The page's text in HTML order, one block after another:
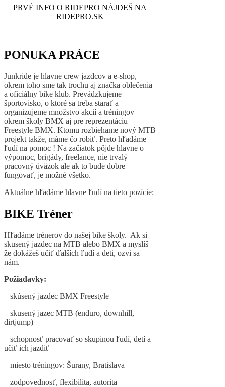
PRVÉ INFO O RIDEPRO NÁJDEŠ NA
RIDEPRO.SK
PONUKA PRÁCE
Junkride je hlavne crew jazdcov a e-shop,
okrem toho sme tak trochu aj značka oblečenia
a oficiálny bike klub. Prevádzkujeme
športovisko, o ktoré sa treba starať a
organizujeme množstvo akcií a tréningov
okrem školy BMX aj pre reprezentáciu
Freestyle BMX. Ktomu rozbiehame nový MTB
projekt takže, máme čo robiť. Preto hľadáme
ľudí na pomoc ! Na začiatok pôjde hlavne o
výpomoc, brigády, freelance, nie trvalý
pracovný úväzok ale ak to bude dobre
fungovať, je možné všetko.
Aktuálne hľadáme hlavne ľudí na tieto pozície:
BIKE Tréner
Hľadáme trénerov do našej bike školy. Ak si
skusený jazdec na MTB alebo BMX a myslíš
že dokážeš učiť ďalších ľudí a deti, ozvi sa
nám.
Požiadavky:
– skúsený jazdec BMX Freestyle
– skusený jazec MTB (enduro, downhill,
dirtjump)
– schopnosť pracovať so skupinou ľudí, detí a
učiť ich jazdiť
– miesto tréningov: Šurany, Bratislava
– zodpovednosť, flexibilita, autorita